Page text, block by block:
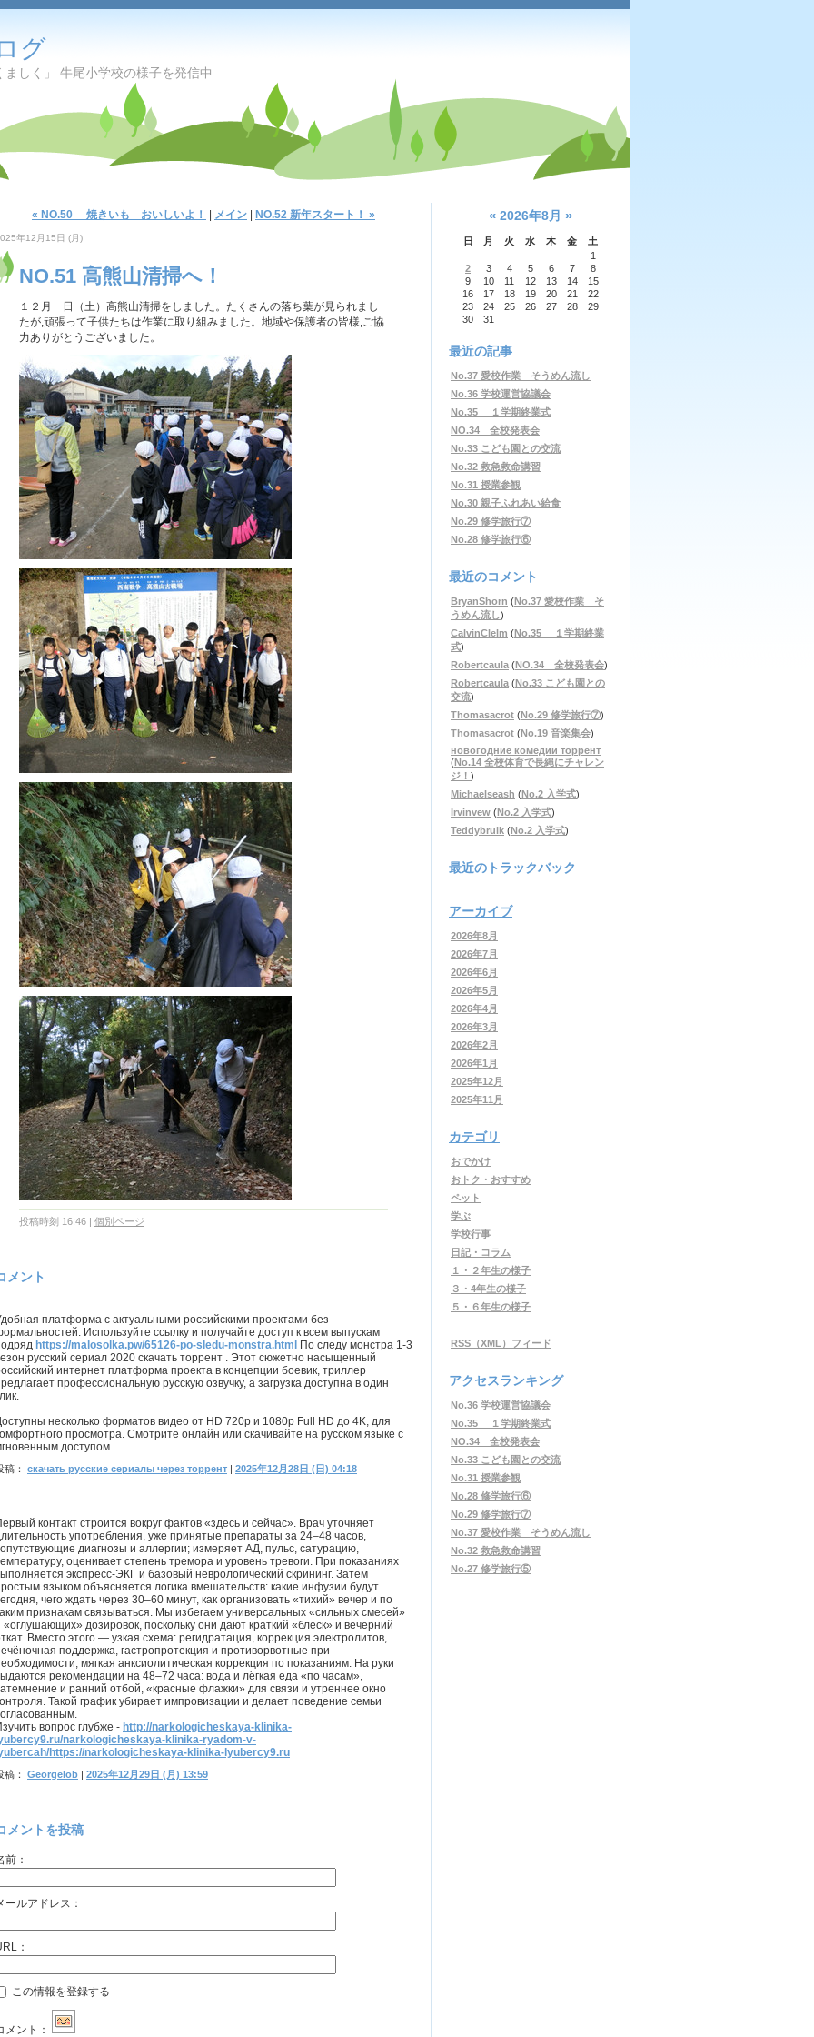
グ
しく」 牛尾小学校の様子を発信中
« NO.50 焼きいも おいしいよ！ メイン NO.52 新年スタート！ »
年12月15日 (月)
NO.51 高熊山清掃へ！
１２月 日（土）高熊山清掃をしました。たくさんの落ち葉が見られまし
たが,頑張って子供たちは作業に取り組みました。地域や保護者の皆様,ご協
力ありがとうございました。
投稿時刻 16:46 | 個別ページ
メント
платформа с актуальными российскими проектами без
Используйте ссылку и получайте доступ к всем выпускам
https://malosolka.pw/65126-po-sledu-monstra.html
По следу монстра 1-3
русский сериал 2020 скачать торрент . Этот сюжетно насыщенный
интернет платформа проекта в концепции боевик, триллер
профессиональную русскую озвучку, а загрузка доступна в один
несколько форматов видео от HD 720p и 1080p Full HD до 4K, для
просмотра. Смотрите онлайн или скачивайте на русском языке с
доступом.
稿： скачать русские сериалы через торрент | 2025年12月28日 (日) 04:18
контакт строится вокруг фактов «здесь и сейчас». Врач уточняет
употребления, уже принятые препараты за 24–48 часов,
диагнозы и аллергии; измеряет АД, пульс, сатурацию,
оценивает степень тремора и уровень тревоги. При показаниях
экспресс-ЭКГ и базовый неврологический скрининг. Затем
языком объясняется логика вмешательств: какие инфузии будут
чего ждать через 30–60 минут, как организовать «тихий» вечер и по
признакам связываться. Мы избегаем универсальных «сильных смесей»
«оглушающих» дозировок, поскольку они дают краткий «блеск» и вечерний
Вместо этого — узкая схема: регидратация, коррекция электролитов,
поддержка, гастропротекция и противорвотные при
мягкая анксиолитическая коррекция по показаниям. На руки
рекомендации на 48–72 часа: вода и лёгкая еда «по часам»,
и ранний отбой, «красные флажки» для связи и утреннее окно
Такой график убирает импровизации и делает поведение семьи
вопрос глубже - http://narkologicheskaya-klinika-
narkologicheskaya-klinika-ryadom-v-
https://narkologicheskaya-klinika-lyubercy9.ru
稿： Georgelob | 2025年12月29日 (月) 13:59
メントを投稿
前：
ールアドレス：
：
この情報を登録する
メント：
« 2026年8月 »
日 月 火 水 木 金
土
1
2
3 4 5 6 7
8
9
10 11 12 13 14
15
16
17 18 19 20 21
22
23
24 25 26 27 28
29
30
31
最近の記事
No.37 愛校作業 そうめん流し
No.36 学校運営協議会
No.35 １学期終業式
NO.34 全校発表会
No.33 こども園との交流
No.32 救急救命講習
No.31 授業参観
No.30 親子ふれあい給食
No.29 修学旅行⑦
No.28 修学旅行⑥
最近のコメント
BryanShorn (No.37 愛校作業 そ
うめん流し)
CalvinClelm (No.35 １学期終業
式)
Robertcaula (NO.34 全校発表会)
Robertcaula (No.33 こども園との
交流)
Thomasacrot (No.29 修学旅行⑦)
Thomasacrot (No.19 音楽集会)
новогодние комедии торрент
(No.14 全校体育で長縄にチャレン
ジ！ )
Michaelseash (No.2 入学式)
Irvinvew (No.2 入学式)
Teddybrulk (No.2 入学式)
最近のトラックバック
アーカイブ
2026年8月
2026年7月
2026年6月
2026年5月
2026年4月
2026年3月
2026年2月
2026年1月
2025年12月
2025年11月
カテゴリ
おでかけ
おトク・おすすめ
ペット
学ぶ
学校行事
日記・コラム
１・２年生の様子
３・4年生の様子
５・６年生の様子
RSS（XML）フィード
アクセスランキング
No.36 学校運営協議会
No.35 １学期終業式
NO.34 全校発表会
No.33 こども園との交流
No.31 授業参観
No.28 修学旅行⑥
No.29 修学旅行⑦
No.37 愛校作業 そうめん流し
No.32 救急救命講習
No.27 修学旅行⑤